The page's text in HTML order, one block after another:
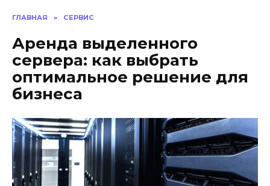
ГЛАВНАЯ » СЕРВИС
Аренда выделенного
сервера: как выбрать
оптимальное решение для
бизнеса